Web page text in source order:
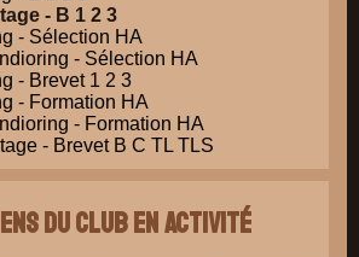
- B 1 2 3
- Sélection HA
- Sélection HA
- Brevet 1 2 3
- Formation HA
- Formation HA
- Brevet B C TL TLS
du club en activité